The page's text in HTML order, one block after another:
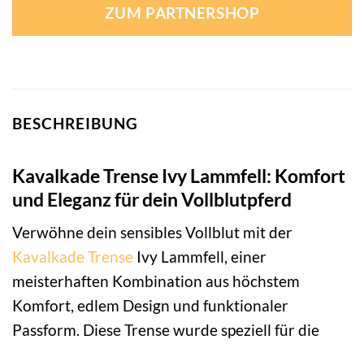
ZUM PARTNERSHOP
BESCHREIBUNG
Kavalkade Trense Ivy Lammfell: Komfort
und Eleganz für dein Vollblutpferd
Verwöhne dein sensibles Vollblut mit der
KavalkadeTrense Ivy Lammfell, einer
meisterhaften Kombination aus höchstem
Komfort, edlem Design und funktionaler
Passform. Diese Trense wurde speziell für die